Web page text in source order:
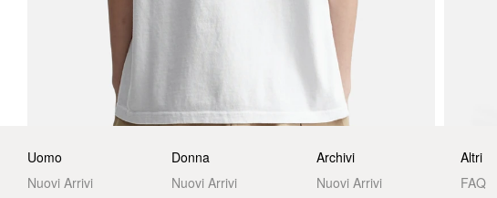
Uomo
Nuovi Arrivi
Donna
Nuovi Arrivi
Archivi
Nuovi Arrivi
Altri
FAQ